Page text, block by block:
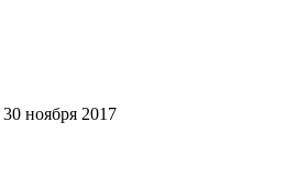
30 ноября 2017